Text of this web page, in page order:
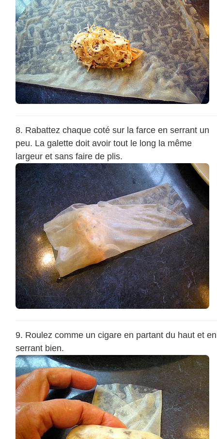
Rabattez chaque coté sur la farce en serrant un
peu. La galette doit avoir tout le long la même
largeur et sans faire de plis.
Roulez comme un cigare en partant du haut et en
serrant bien.